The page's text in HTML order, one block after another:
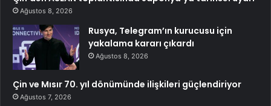
Ağustos 8, 2026
Rusya, Telegram’ın kurucusu için
yakalama kararı çıkardı
Ağustos 8, 2026
Çin ve Mısır 70. yıl dönümünde ilişkileri güçlendiriyor
Ağustos 7, 2026